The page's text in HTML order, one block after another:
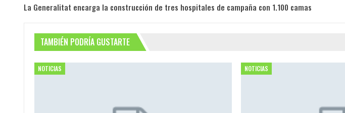
La Generalitat encarga la construcción de tres hospitales de campaña con 1.100 camas
TAMBIÉN PODRÍA GUSTARTE
NOTICIAS NOTICIAS